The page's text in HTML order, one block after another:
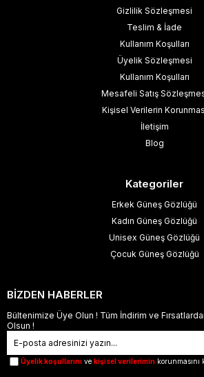
Gizlilik Sözleşmesi
Teslim & İade
Kullanım Koşulları
Üyelik Sözleşmesi
Kullanım Koşulları
Mesafeli Satış
Kişisel Verilerin
İletişim
Blog
Kategoriler
Erkek Güneş Gözlüğü
Kadın Güneş Gözlüğü
Unisex Güneş Gözlüğü
Çocuk Güneş Gözlüğü
BİZDEN HABERLER
Bültenimize Üye Olun ! Tüm İndirim ve
Olsun !
Üyelik koşullarını ve kişisel verilerimin korunmasını